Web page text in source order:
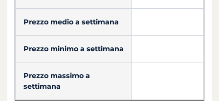
Prezzo medio a settimana
Prezzo minimo a settimana
Prezzo massimo a
settimana